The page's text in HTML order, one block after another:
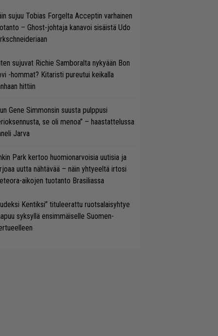
sujuu Tobias Forgelta Acceptin varhainen
– Ghost-johtaja kanavoi sisäistä Udo
sujuvat Richie Samboralta nykyään Bon
-hommat? Kitaristi pureutui keikalla
hittiin
Gene Simmonsin suusta pulppusi
se oli menoa” – haastattelussa
Jarva
Park kertoo huomionarvoisia uutisia ja
uutta nähtävää – näin yhtyeeltä irtosi
aikojen tuotanto Brasiliassa
Kentiksi” tituleerattu ruotsalaisyhtye
syksyllä ensimmäiselle Suomen-